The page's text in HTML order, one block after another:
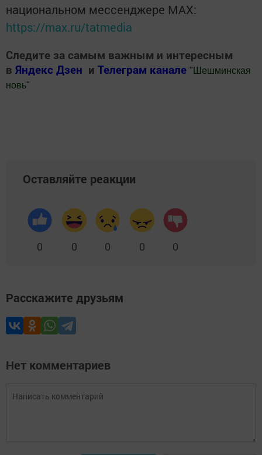
национальном мессенджере MАХ:
https://max.ru/tatmedia
Следите за самым важным и интересным
в Яндекс Дзен и Телеграм канале " Шешминская
новь"
Оставляйте реакции
0 0 0 0 0
Расскажите друзьям
Нет комментариев